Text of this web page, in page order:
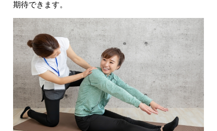
期待できます。